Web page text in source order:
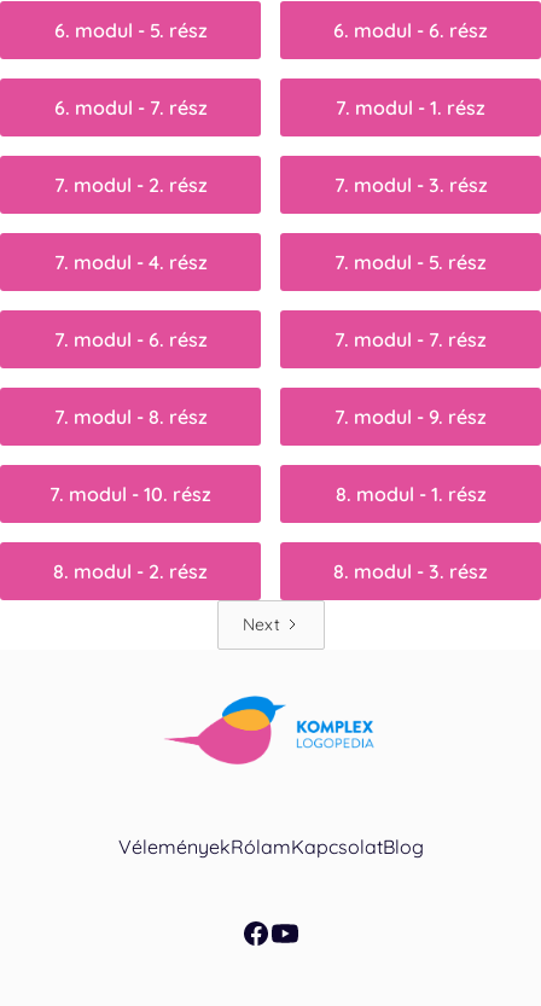
6. modul - 5. rész 6. modul - 6. rész
6. modul - 7. rész 7. modul - 1. rész
7. modul - 2. rész 7. modul - 3. rész
7. modul - 4. rész 7. modul - 5. rész
7. modul - 6. rész 7. modul - 7. rész
7. modul - 8. rész 7. modul - 9. rész
7. modul - 10. rész 8. modul - 1. rész
8. modul - 2. rész 8. modul - 3. rész
Next
VéleményekRólamKapcsolatBlog